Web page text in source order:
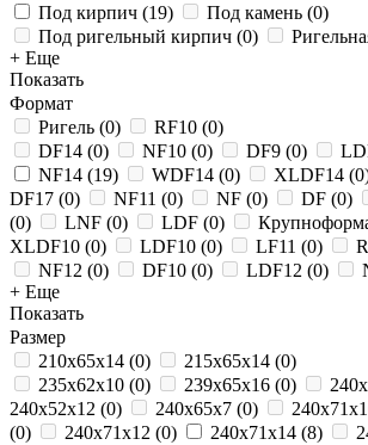
Под кирпич (19) Под камень (0)
Под ригельный кирпич (0)
+ Еще
Показать
Формат
Ригель (0) RF10 (0)
DF14 (0) NF10 (0) DF9 (0)
NF14 (19) WDF14 (0) XLDF14 (0
DF17 (0) NF11 (0) NF (0) DF (0)
(0) LNF (0) LDF (0)
XLDF10 (0) LDF10 (0) LF11 (0)
NF12 (0) DF10 (0) LDF12 (0)
+ Еще
Показать
Размер
210x65x14 (0) 215х65х14 (0)
235x62x10 (0) 239х65х16 (0)
240x52x12 (0) 240x65x7 (0)
(0) 240x71x12 (0) 240x71x14 (8)